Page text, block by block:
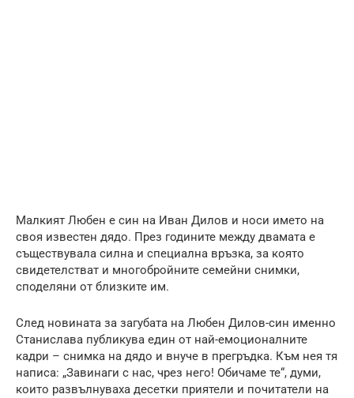
Малкият Любен е син на Иван Дилов и носи името на
своя известен дядо. През годините между двамата е
съществувала силна и специална връзка, за която
свидетелстват и многобройните семейни снимки,
споделяни от близките им.
След новината за загубата на Любен Дилов-син именно
Станислава публикува един от най-емоционалните
кадри – снимка на дядо и внуче в прегръдка. Към нея тя
написа: „Завинаги с нас, чрез него! Обичаме те“, думи,
които развълнуваха десетки приятели и почитатели на